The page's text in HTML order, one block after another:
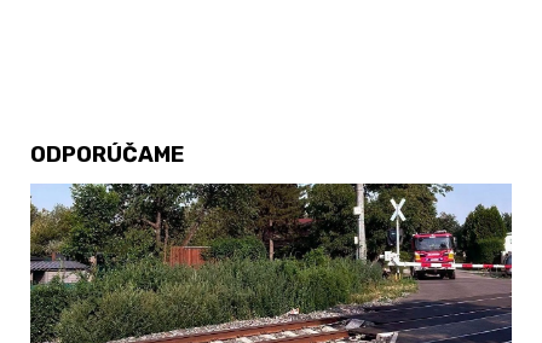
ODPORÚČAME